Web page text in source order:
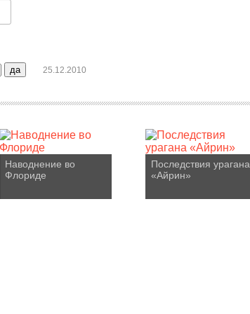
25.12.2010
Наводнение во
Флориде
Последствия урагана
«Айрин»